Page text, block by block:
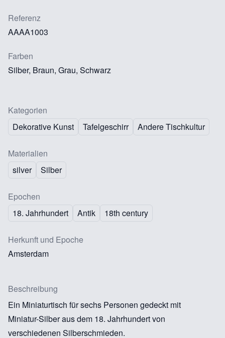
Referenz
AAAA1003
Farben
Silber, Braun, Grau, Schwarz
Kategorien
Dekorative Kunst
Tafelgeschirr Andere Tischkultur
Materialien
silver
Silber
Epochen
18. Jahrhundert
Antik 18th century
Herkunft und Epoche
Amsterdam
Beschreibung
Ein Miniaturtisch für sechs Personen gedeckt mit
Miniatur-Silber aus dem 18. Jahrhundert von
verschiedenen Silberschmieden.